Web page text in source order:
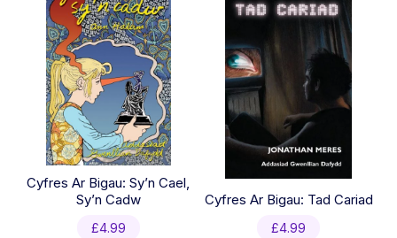
Cyfres Ar Bigau: Sy’n Cael,
Sy’n Cadw
£4.99
Cyfres Ar Bigau: Tad Cariad
£4.99